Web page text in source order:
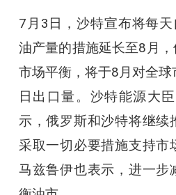
7月3日，沙特宣布将每
油产量的措施延长至8月
市场平衡，将于8月对全
日出口量。沙特能源大
示，俄罗斯和沙特将继续
采取一切必要措施支持市
马兹鲁伊也表示，进一步